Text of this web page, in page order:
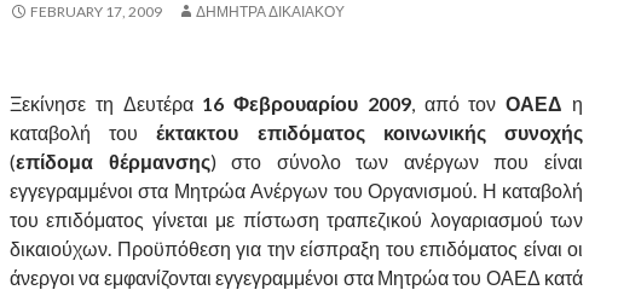
FEBRUARY 17, 2009 ΔΗΜΗΤΡΑ ΔΙΚΑΙΑΚΟΥ
Ξεκίνησε τη Δευτέρα 16 Φεβρουαρίου 2009, από τονΟΑΕΔ η
καταβολή τουέκτακτου επιδόματος κοινωνικής συνοχής
(επίδομα θέρμανσης) στο σύνολο των ανέργων που είναι
εγγεγραμμένοι στα Μητρώα Ανέργων του Οργανισμού. Η καταβολή
του επιδόματος γίνεται με πίστωση τραπεζικού λογαριασμού των
δικαιούχων. Προϋπόθεση για την είσπραξη του επιδόματος είναι οι
άνεργοι να εμφανίζονται εγγεγραμμένοι στα Μητρώα του ΟΑΕΔ κατά